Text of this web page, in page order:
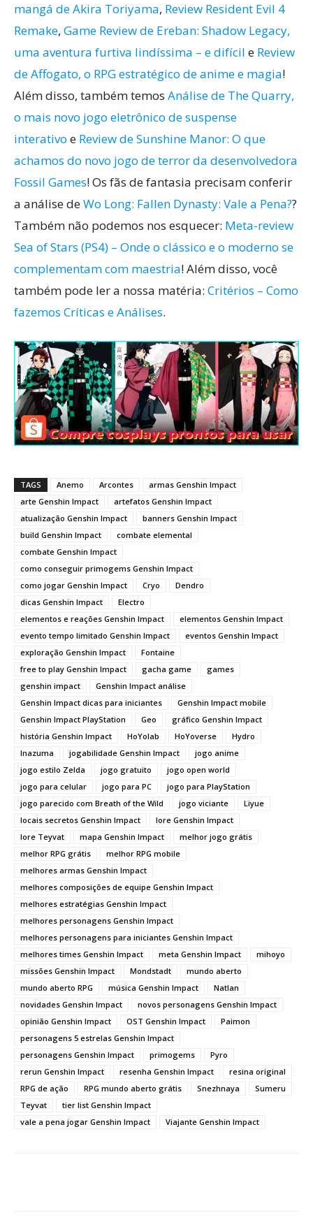
mangá de Akira Toriyama, Review Resident Evil 4
Remake, Game Review de Ereban: Shadow Legacy,
uma aventura furtiva lindíssima – e difícil e Review
de Affogato, o RPG estratégico de anime e magia!
Além disso, também temos Análise de The Quarry,
o mais novo jogo eletrônico de suspense
interativo e Review de Sunshine Manor: O que
achamos do novo jogo de terror da desenvolvedora
Fossil Games! Os fãs de fantasia precisam conferir
a análise deWo Long: Fallen Dynasty: Vale a Pena??
Também não podemos nos esquecer: Meta-review
Sea of Stars (PS4) – Onde o clássico e o moderno se
complementam com maestria! Além disso, você
também pode ler a nossa matéria: Critérios – Como
fazemos Críticas e Análises.
TAGS Anemo Arcontes
armas Genshin Impact
arte Genshin Impact
artefatos Genshin Impact
atualização Genshin Impact
banners Genshin Impact
build Genshin Impact
combate elemental
combate Genshin Impact
como conseguir primogems Genshin Impact
como jogar Genshin Impact
Cryo
Dendro
dicas Genshin Impact
Electro
elementos e reações Genshin Impact
elementos Genshin Impact
evento tempo limitado Genshin Impact
eventos Genshin Impact
exploração Genshin Impact
Fontaine
free to play Genshin Impact
gacha game
games
genshin impact
Genshin Impact análise
Genshin Impact dicas para iniciantes
Genshin Impact mobile
Genshin Impact PlayStation
Geo
gráfico Genshin Impact
história Genshin Impact
HoYolab HoYoverse
Hydro
Inazuma
jogabilidade Genshin Impact
jogo anime
jogo estilo Zelda
jogo gratuito
jogo open world
jogo para celular
jogo para PC
jogo para PlayStation
jogo parecido com Breath of the Wild
jogo viciante
Liyue
locais secretos Genshin Impact
lore Genshin Impact
lore Teyvat
mapa Genshin Impact
melhor jogo grátis
melhor RPG grátis
melhor RPG mobile
melhores armas Genshin Impact
melhores composições de equipe Genshin Impact
melhores estratégias Genshin Impact
melhores personagens Genshin Impact
melhores personagens para iniciantes Genshin Impact
melhores times Genshin Impact
meta Genshin Impact
mihoyo
missões Genshin Impact
Mondstadt
mundo aberto
mundo aberto RPG
música Genshin Impact
Natlan
novidades Genshin Impact
novos personagens Genshin Impact
opinião Genshin Impact
OST Genshin Impact
Paimon
personagens 5 estrelas Genshin Impact
personagens Genshin Impact
primogems
Pyro
rerun Genshin Impact
resenha Genshin Impact
resina original
RPG de ação
RPG mundo aberto grátis Snezhnaya
Sumeru
Teyvat
tier list Genshin Impact
vale a pena jogar Genshin Impact
Viajante Genshin Impact